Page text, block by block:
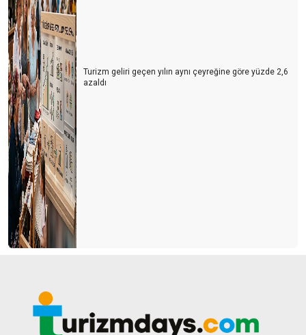
Turizm geliri geçen yılın aynı çeyreğine göre yüzde 2,6
azaldı